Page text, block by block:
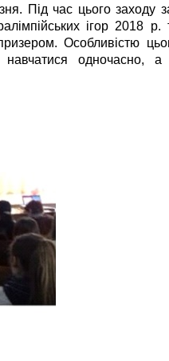
Під час цього заходу
ігор 2018 р.
Особливістю
навчатися одночасно,